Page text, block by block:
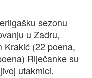
sezonu
u Zadru,
Krakić (22 poena,
Riječanke su
utakmici.